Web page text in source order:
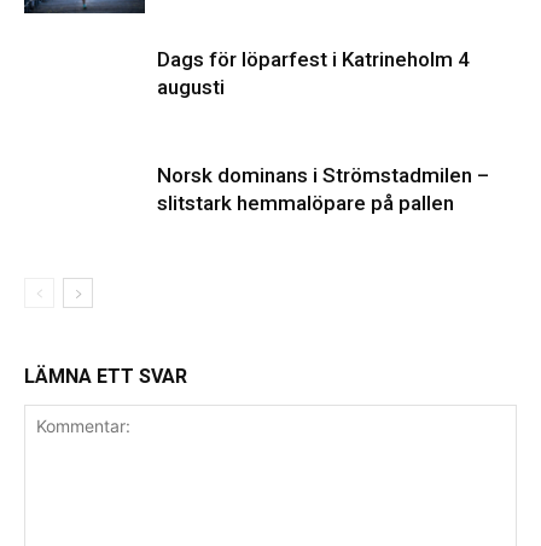
Dags för löparfest i Katrineholm 4
augusti
Norsk dominans i Strömstadmilen –
slitstark hemmalöpare på pallen
LÄMNA ETT SVAR